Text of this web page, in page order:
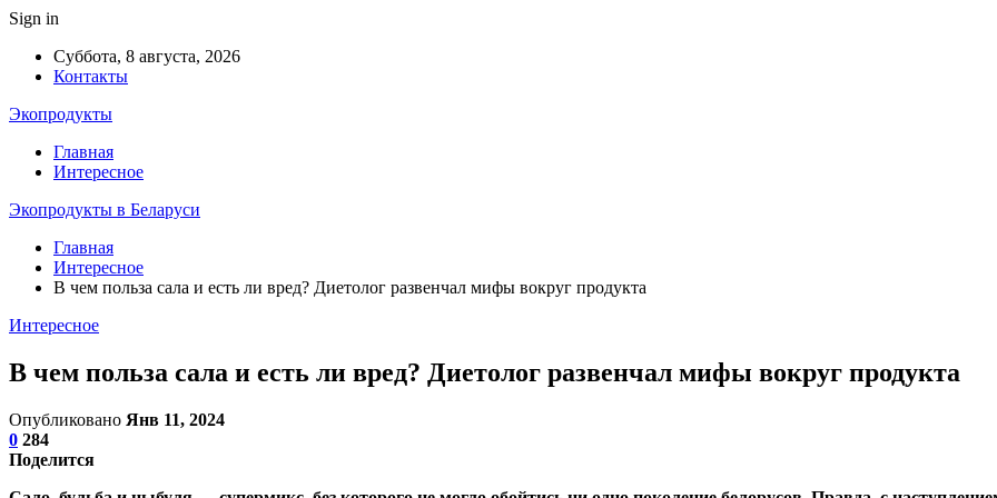
Sign in
Суббота, 8 августа, 2026
Контакты
Экопродукты
Главная
Интересное
Экопродукты в Беларуси
Главная
Интересное
В чем польза сала и есть ли вред? Диетолог развенчал мифы вокруг продукта
Интересное
В чем польза сала и есть ли вред? Диетолог развенчал мифы вокруг продукта
Опубликовано Янв 11, 2024
0 284
Поделится